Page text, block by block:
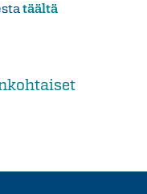
täältä